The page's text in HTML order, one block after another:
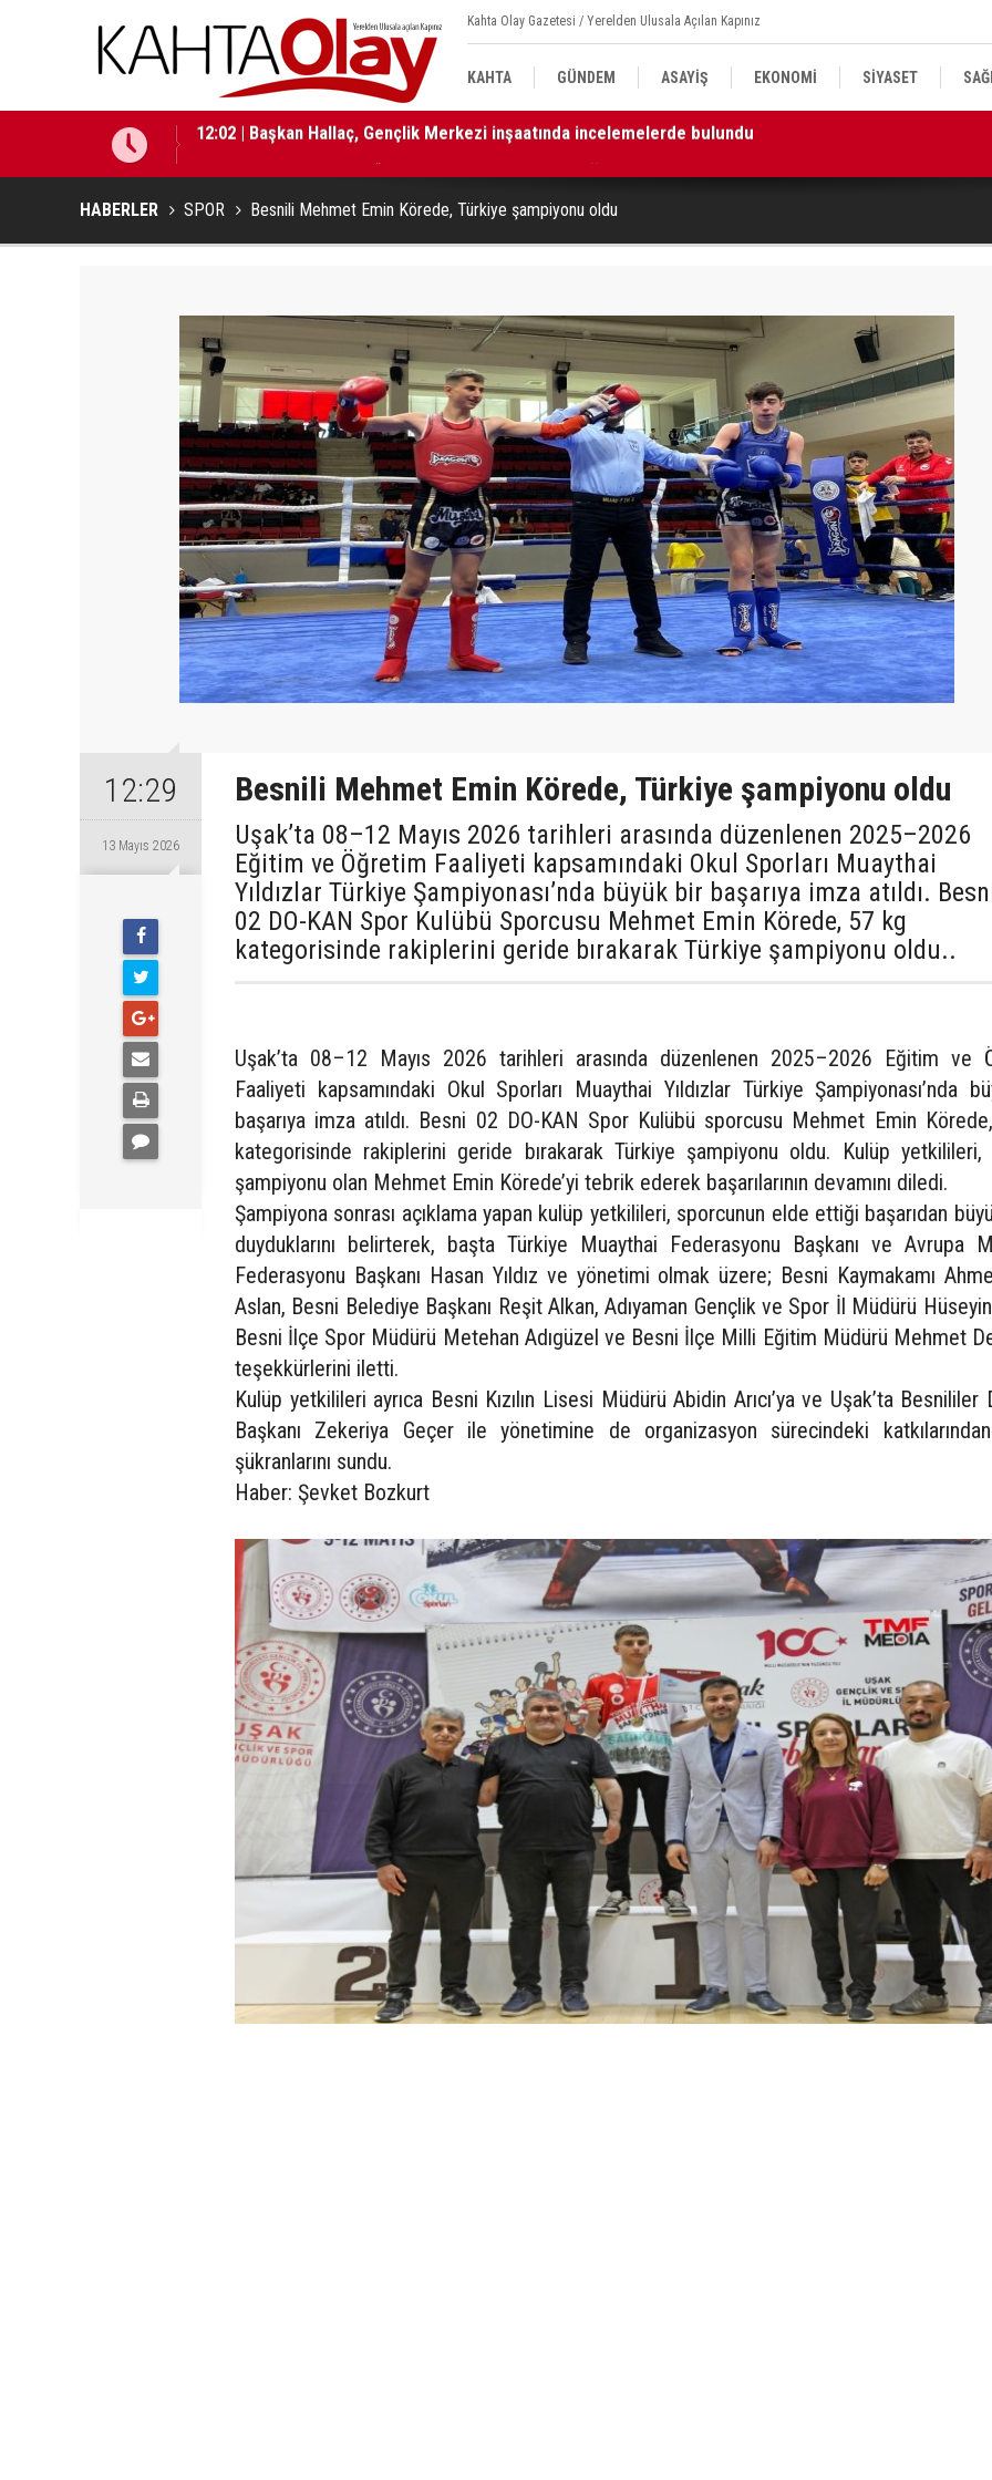
Kahta Olay Gazetesi / Yerelden Ulusala Açılan Kapınız
KAHTA GÜNDEM ASAYİŞ EKONOMİ SİYASET
12:01 | Milletvekili Şan: “Bu süreç birlik ve beraberliği güçlendirecektir”
HABERLER SPOR Besnili Mehmet Emin Körede, Türkiye şampiyonu oldu
12:29
13 Mayıs 2026
Besnili Mehmet Emin Körede, Türkiye şampiyonu oldu
Uşak’ta 08–12 Mayıs 2026 tarihleri arasında düzenlenen 2025–2026
Eğitim ve Öğretim Faaliyeti kapsamındaki Okul Sporları Muaythai
Yıldızlar Türkiye Şampiyonası’nda büyük bir başarıya imza atıldı.
02 DO-KAN Spor Kulübü Sporcusu Mehmet Emin Körede, 57 kg
kategorisinde rakiplerini geride bırakarak Türkiye şampiyonu oldu..
Uşak’ta 08–12 Mayıs 2026 tarihleri arasında düzenlenen 2025–2026 Eğitim ve
Faaliyeti kapsamındaki Okul Sporları Muaythai Yıldızlar Türkiye Şampiyonası’nda
başarıya imza atıldı. Besni 02 DO-KAN Spor Kulübü sporcusu Mehmet Emin
kategorisinde rakiplerini geride bırakarak Türkiye şampiyonu oldu. Kulüp yetkilileri,
şampiyonu olan Mehmet Emin Körede’yi tebrik ederek başarılarının devamını diledi.
Şampiyona sonrası açıklama yapan kulüp yetkilileri, sporcunun elde ettiği başarıdan
duyduklarını belirterek, başta Türkiye Muaythai Federasyonu Başkanı ve Avrupa
Federasyonu Başkanı Hasan Yıldız ve yönetimi olmak üzere; Besni Kaymakamı
Aslan, Besni Belediye Başkanı Reşit Alkan, Adıyaman Gençlik ve Spor İl Müdürü
Besni İlçe Spor Müdürü Metehan Adıgüzel ve Besni İlçe Milli Eğitim Müdürü Mehmet
teşekkürlerini iletti.
Kulüp yetkilileri ayrıca Besni Kızılın Lisesi Müdürü Abidin Arıcı’ya ve Uşak’ta Besnililer
Başkanı Zekeriya Geçer ile yönetimine de organizasyon sürecindeki
şükranlarını sundu.
Haber: Şevket Bozkurt